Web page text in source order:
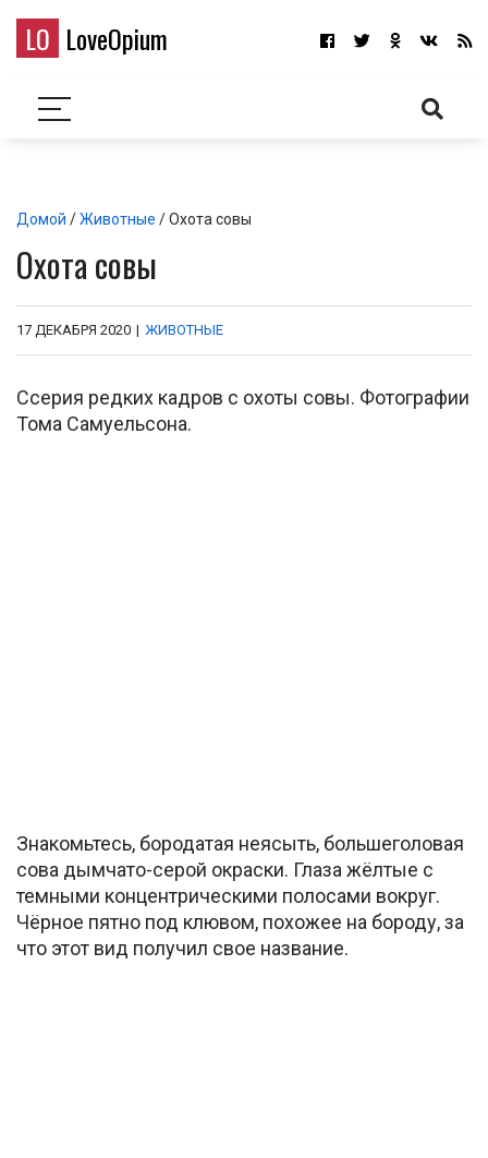
LO LoveOpium
Домой /Животные / Охота совы
Охота совы
17 ДЕКАБРЯ 2020 | ЖИВОТНЫЕ
Ссерия редких кадров с охоты совы. Фотографии
Тома Самуельсона.
Знакомьтесь, бородатая неясыть, большеголовая
сова дымчато-серой окраски. Глаза жёлтые с
темными концентрическими полосами вокруг.
Чёрное пятно под клювом, похожее на бороду, за
что этот вид получил свое название.